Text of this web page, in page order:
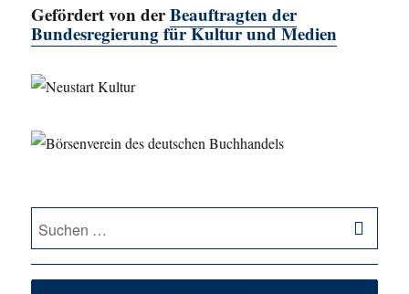
Gefördert von derBeauftragten der
Bundesregierung für Kultur und Medien
Suche
nach: